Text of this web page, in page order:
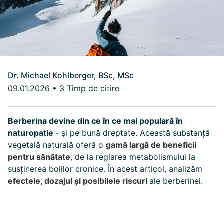
Dr. Michael Kohlberger, BSc, MSc
09.01.2026 • 3 Timp de citire
Berberina devine din ce în ce mai populară în
naturopatie - și pe bună dreptate. Această substanță
vegetală naturală oferă o gamă largă de beneficii
pentru sănătate, de la reglarea metabolismului la
susținerea bolilor cronice. În acest articol, analizăm
efectele, dozajul și posibilele riscuri ale berberinei.